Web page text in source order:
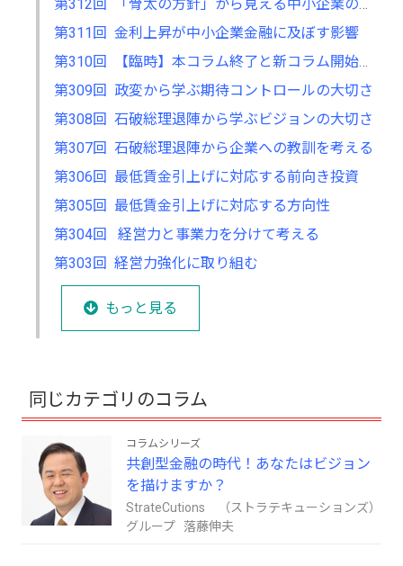
第311回 金利上昇が中小企業金融に及ぼす影響
第309回 政変から学ぶ期待コントロールの大切さ
第308回 石破総理退陣から学ぶビジョンの大切さ
第307回 石破総理退陣から企業への教訓を考える
第306回 最低賃金引上げに対応する前向き投資
第305回 最低賃金引上げに対応する方向性
第304回 経営力と事業力を分けて考える
第303回 経営力強化に取り組む
もっと見る
同じカテゴリのコラム
コラムシリーズ
共創型金融の時代！あなたはビジョン
を描けますか？
StrateCutions （ストラテキューションズ）
グループ 落藤伸夫